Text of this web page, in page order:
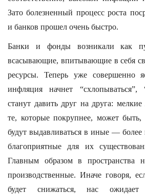
Зато болезненный процесс роста
и банков прошел очень быстро.
Банки и фонды возникали как
всасывающие, впитывающие в себя
ресурсы. Теперь уже совершенно
инфляция начнет “схлопываться”,
станут давить друг на друга:
те, которые покрупнее, может быть,
будут выдавливаться в иные —
благоприятные для их
Главным образом в пространства
производственные. Иначе говоря,
будет снижаться, нас ожидает